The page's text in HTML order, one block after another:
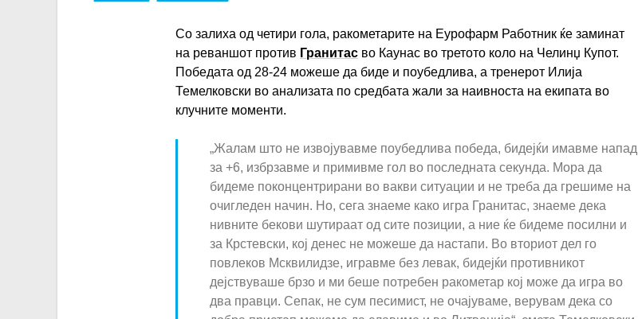
Со залиха од четири гола, ракометарите на Еурофарм Работник ќе заминат
на реваншот против Гранитас во Каунас во третото коло на Челинџ Купот.
Победата од 28-24 можеше да биде и поубедлива, а тренерот Илија
Темелковски во анализата по средбата жали за наивноста на екипата во
клучните моменти.
„Жалам што не извојувавме поубедлива победа, бидејќи имавме напад
за +6, избрзавме и примивме гол во последната секунда. Мора да
бидеме поконцентрирани во вакви ситуации и не треба да грешиме на
очигледен начин. Но, сега знаеме како игра Гранитас, знаеме дека
нивните бекови шутираат од сите позиции, а ние ќе бидеме посилни и
за Крстевски, кој денес не можеше да настапи. Во вториот дел го
повлеков Мсквилидзе, игравме без левак, бидејќи противникот
дејствуваше брзо и ми беше потребен ракометар кој може да игра во
два правци. Сепак, не сум песимист, не очајуваме, верувам дека со